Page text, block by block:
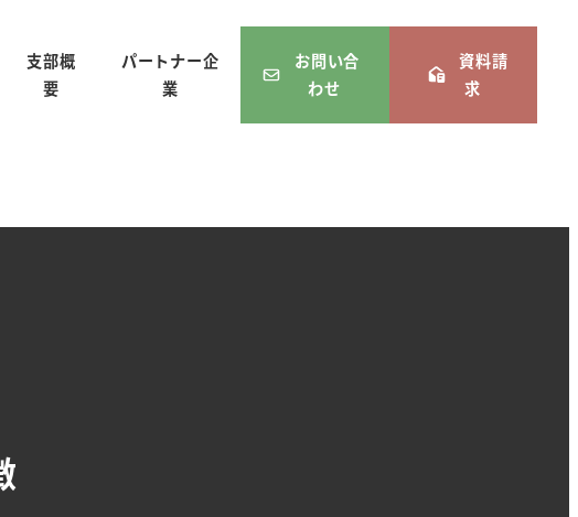
支部概
要
パートナー企
業
お問い合
わせ
資料請
求